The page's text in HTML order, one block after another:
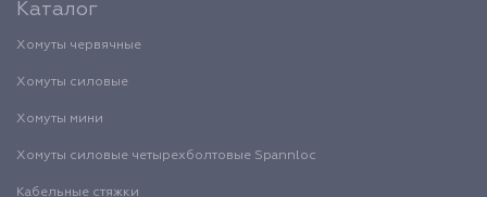
Каталог
Хомуты червячные
Хомуты силовые
Хомуты мини
Хомуты силовые четырехболтовые Spannloc
Кабельные стяжки